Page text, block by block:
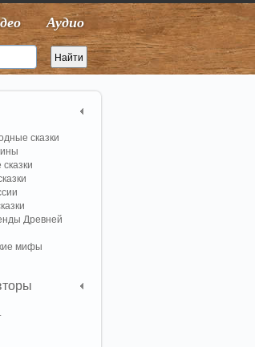
Аудио
сказки
Древней
мифы